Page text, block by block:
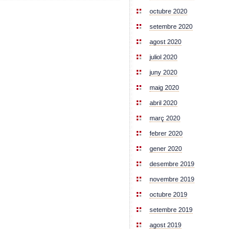
octubre 2020
setembre 2020
agost 2020
juliol 2020
juny 2020
maig 2020
abril 2020
març 2020
febrer 2020
gener 2020
desembre 2019
novembre 2019
octubre 2019
setembre 2019
agost 2019